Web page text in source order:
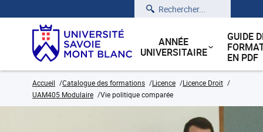
Rechercher
ANNÉE
UNIVERSITAIRE
GUIDE
EN PDF
Accueil Catalogue des formations Licence
Licence Droit
UAM405 Modulaire
Vie politique comparée